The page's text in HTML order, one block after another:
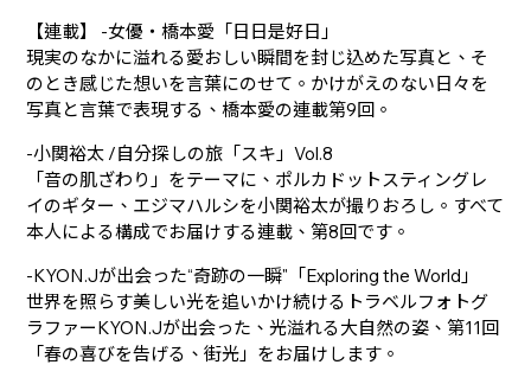
【連載】 -女優・橋本愛「日日是好日」
現実のなかに溢れる愛おしい瞬間を封じ込めた写真と、そ
のとき感じた想いを言葉にのせて。かけがえのない日々を
写真と言葉で表現する、橋本愛の連載第9回。
-小関裕太 /自分探しの旅「スキ」Vol.8
「音の肌ざわり」をテーマに、ポルカドットスティングレ
イのギター、エジマハルシを小関裕太が撮りおろし。すべて
本人による構成でお届けする連載、第8回です。
-KYON.Jが出会った“奇跡の一瞬"「Exploring the World」
世界を照らす美しい光を追いかけ続けるトラベルフォトグ
ラファーKYON.Jが出会った、光溢れる大自然の姿、第11回
「春の喜びを告げる、街光」をお届けします。